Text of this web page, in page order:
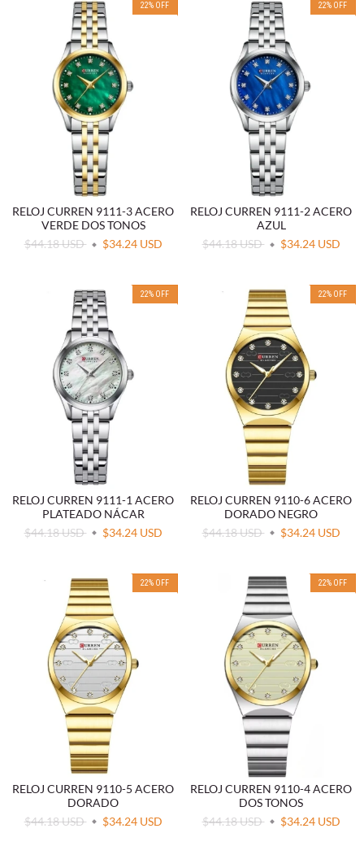
22% OFF
RELOJ CURREN 9111-3 ACERO
VERDE DOS TONOS
$44.18 USD
$34.24 USD
22% OFF
RELOJ CURREN 9111-2 ACERO
AZUL
$44.18 USD
$34.24 USD
22% OFF
RELOJ CURREN 9111-1 ACERO
PLATEADO NÁCAR
$44.18 USD
$34.24 USD
22% OFF
RELOJ CURREN 9110-6 ACERO
DORADO NEGRO
$44.18 USD
$34.24 USD
22% OFF
RELOJ CURREN 9110-5 ACERO
DORADO
$44.18 USD
$34.24 USD
22% OFF
RELOJ CURREN 9110-4 ACERO
DOS TONOS
$44.18 USD
$34.24 USD